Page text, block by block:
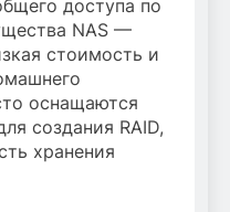
доступа по
NAS —
стоимость и
оснащаются
создания RAID,
хранения